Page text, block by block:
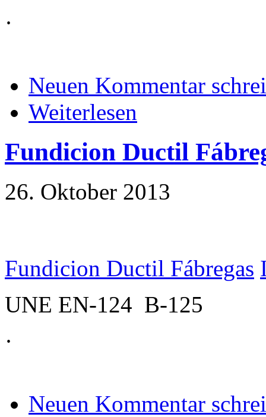
·
Neuen Kommentar
Weiterlesen
Fundicion Ductil
26. Oktober 2013
Fundicion Ductil Fábregas
UNE EN-124 B-125
·
Neuen Kommentar